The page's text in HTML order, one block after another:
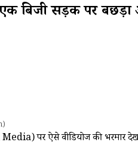
बिजी सड़क पर
पर ऐसे वीडियोज की भरमार